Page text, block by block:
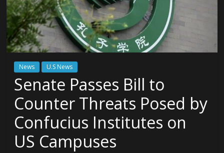
News U.S News
Senate Passes Bill to
Counter Threats Posed by
Confucius Institutes on
US Campuses